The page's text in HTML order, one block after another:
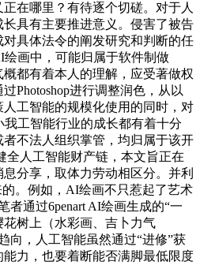
在哪里？有待逐个切磋。对于人
具有主要推进意义。侵害了被告
具体法令的阐发研究和判断的任
画中，可能归属于软件制做
都有着本人的理解，应受著做权
Photoshop进行调整润色，从以
工智能的规模化使用的同时，对
工智能行业的成长都有着十分
不法人组织掌管，均归属于该开
全人工智能财产链，本文旨正在
分享，取体力劳动相区分。并利
。例如，AI绘画不只惹起了艺术
者通过6penart AI绘画生成的“一
树上（水彩画、吉卜力气
向，人工智能虽然通过“进修”获
力，也要着断能否满脚最低限度